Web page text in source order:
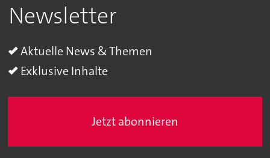
Newsletter
Aktuelle News & Themen
Exklusive Inhalte
Jetzt abonnieren